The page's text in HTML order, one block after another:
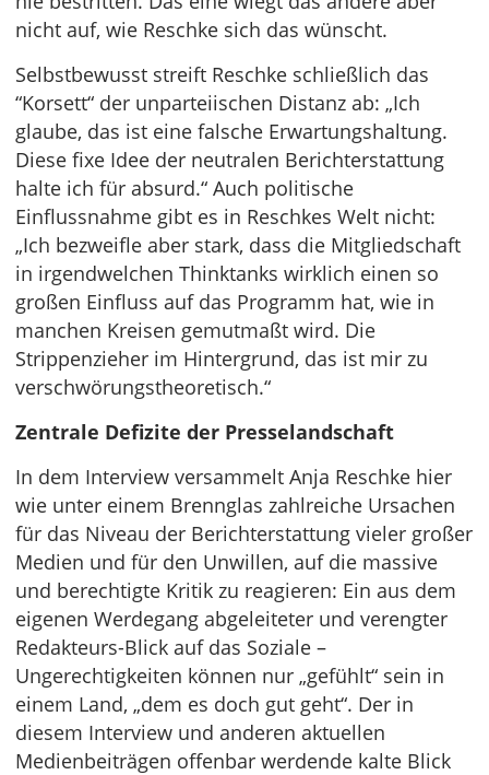
nicht auf, wie Reschke sich das wünscht.
Selbstbewusst streift Reschke schließlich das
“Korsett“ der unparteiischen Distanz ab: „Ich
glaube, das ist eine falsche Erwartungshaltung.
Diese fixe Idee der neutralen Berichterstattung
halte ich für absurd.“ Auch politische
Einflussnahme gibt es in Reschkes Welt nicht:
„Ich bezweifle aber stark, dass die Mitgliedschaft
in irgendwelchen Thinktanks wirklich einen so
großen Einfluss auf das Programm hat, wie in
manchen Kreisen gemutmaßt wird. Die
Strippenzieher im Hintergrund, das ist mir zu
verschwörungstheoretisch.“
Zentrale Defizite der Presselandschaft
In dem Interview versammelt Anja Reschke hier
wie unter einem Brennglas zahlreiche Ursachen
für das Niveau der Berichterstattung vieler großer
Medien und für den Unwillen, auf die massive
und berechtigte Kritik zu reagieren: Ein aus dem
eigenen Werdegang abgeleiteter und verengter
Redakteurs-Blick auf das Soziale –
Ungerechtigkeiten können nur „gefühlt“ sein in
einem Land, „dem es doch gut geht“. Der in
diesem Interview und anderen aktuellen
Medienbeiträgen offenbar werdende kalte Blick